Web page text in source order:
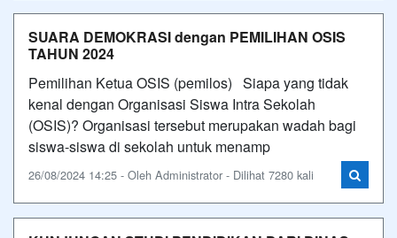
SUARA DEMOKRASI dengan PEMILIHAN OSIS
TAHUN 2024
Pemilihan Ketua OSIS (pemilos) Siapa yang tidak
kenal dengan Organisasi Siswa Intra Sekolah
(OSIS)? Organisasi tersebut merupakan wadah bagi
siswa-siswa di sekolah untuk menamp
26/08/2024 14:25 - Oleh Administrator - Dilihat 7280 kali